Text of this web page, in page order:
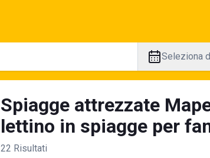
Seleziona
Spiagge attrezzate
lettino in spiagge per
22 Risultati